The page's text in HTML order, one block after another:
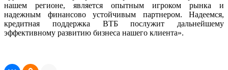
нашем регионе, является опытным игроком рынка и
надежным финансово устойчивым партнером. Надеемся,
кредитная поддержка ВТБ послужит дальнейшему
эффективному развитию бизнеса нашего клиента».